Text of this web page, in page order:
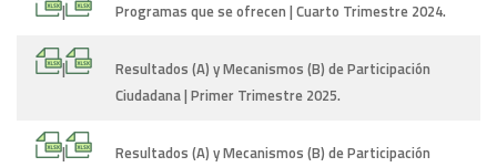
| Programas que se ofrecen | Cuarto Trimestre 2024.
|
Resultados (A) y Mecanismos (B) de Participación
Ciudadana | Primer Trimestre 2025.
|
Resultados (A) y Mecanismos (B) de Participación